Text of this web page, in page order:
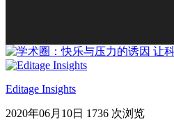
Editage Insights
2020年06月10日 1736 次浏览